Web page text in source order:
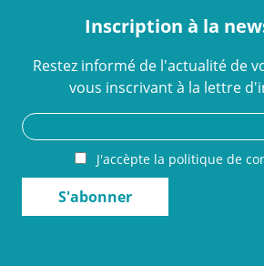
Inscription à la
Restez informé de l'actualité de
vous inscrivant à la lettre
J'accèpte la politique de